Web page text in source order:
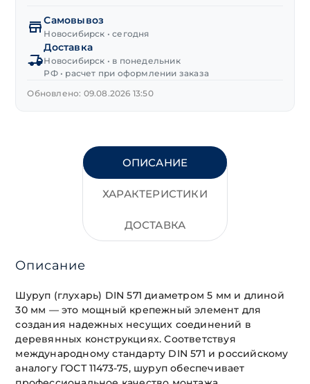
цинк
5х30 мм
Самовывоз
Новосибирск • сегодня
Доставка
Новосибирск • в понедельник
РФ • расчет при оформлении заказа
Обновлено: 09.08.2026 13:50
ОПИСАНИЕ
ХАРАКТЕРИСТИКИ
ДОСТАВКА
Описание
Шуруп (глухарь) DIN 571 диаметром 5 мм и длиной
30 мм — это мощный крепежный элемент для
создания надежных несущих соединений в
деревянных конструкциях. Соответствуя
международному стандарту DIN 571 и российскому
аналогу ГОСТ 11473-75, шуруп обеспечивает